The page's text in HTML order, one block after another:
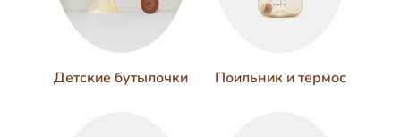
Детские бутылочки Поильник и термос